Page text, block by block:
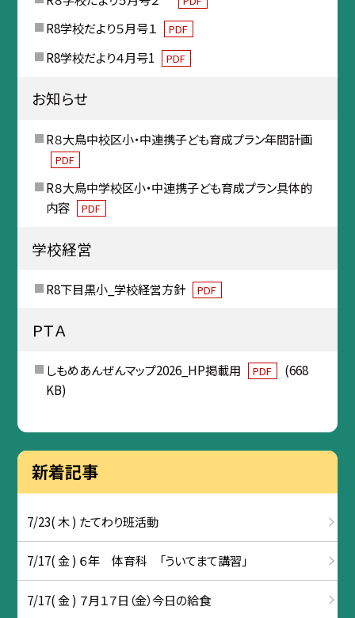
R8学校だより５月号１ PDF
R8学校だより４月号1 PDF
お知らせ
R８大鳥中校区小・中連携子ども育成プラン年間計画
PDF
R８大鳥中学校区小・中連携子ども育成プラン具体的
内容
PDF
学校経営
R8下目黒小_学校経営方針 PDF
ＰＴＡ
しもめあんぜんマップ2026_HP掲載用 PDF
(668
KB)
新着記事
7/23( 木 ) たてわり班活動
7/17( 金 ) ６年 体育科 「ういてまて講習」
7/17( 金 ) ７月１７日（金）今日の給食